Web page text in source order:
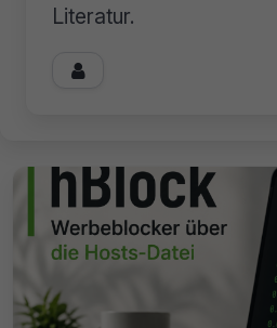
Literatur.
